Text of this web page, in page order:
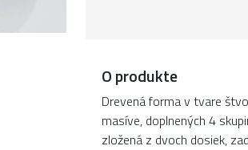
O produkte
Drevená forma v tvare
masíve, doplnených 4
zložená z dvoch dosiek,